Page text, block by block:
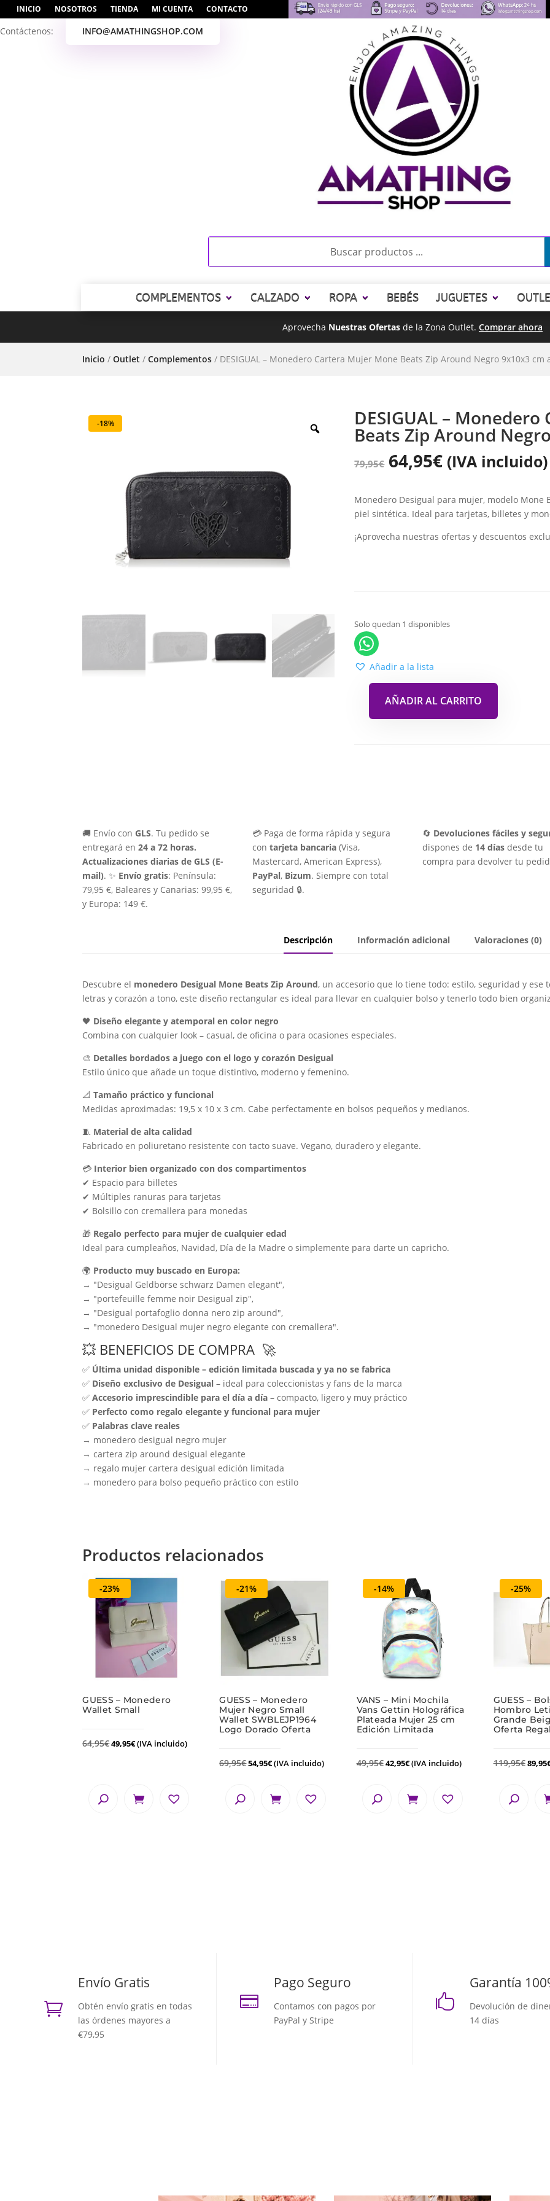
INICIO NOSOTROS TIENDA MI CUENTA CONTACTO
Contáctenos: INFO@AMATHINGSHOP.COM
COMPLEMENTOS CALZADO ROPA BEBÉS JUGUETES
Aprovecha Nuestras Ofertas de la Zona Outlet. Comprar ahora
Inicio /Outlet /Complementos / DESIGUAL – Monedero Cartera Mujer Mone Beats Zip Around Negro 9x10x3 cm
-18% DESIGUAL –
Beats Zip Around
79,95€ 64,95€ (IVA incluido)
Monedero Desigual para mujer, modelo
piel sintética. Ideal para tarjetas, billetes y
¡Aprovecha nuestras ofertas y descuentos
Solo quedan 1 disponibles
Añadir a la lista
AÑADIR AL CARRITO
🚚 Envío conGLS. Tu pedido se
entregará en24 a 72 horas.
Actualizaciones diarias de GLS (E-
mail). ✨ Envío gratis: Península:
79,95 €, Baleares y Canarias: 99,95 €,
y Europa: 149 €.
💳 Paga de forma rápida y segura
contarjeta bancaria (Visa,
Mastercard, American Express),
PayPal, Bizum. Siempre con total
seguridad 🔒.
🔄 Devoluciones fáciles y
dispones de 14 días desde tu
compra para devolver tu
Descripción Información adicional Valoraciones (0)
Descubre el monedero Desigual Mone Beats Zip Around, un accesorio que lo tiene todo: estilo, seguridad y ese
letras y corazón a tono, este diseño rectangular es ideal para llevar en cualquier bolso y tenerlo todo bien
🖤 Diseño elegante y atemporal en color negro
Combina con cualquier look – casual, de oficina o para ocasiones especiales.
🎨 Detalles bordados a juego con el logo y corazón Desigual
Estilo único que añade un toque distintivo, moderno y femenino.
📐Tamaño práctico y funcional
Medidas aproximadas: 19,5 x 10 x 3 cm. Cabe perfectamente en bolsos pequeños y medianos.
🧵 Material de alta calidad
Fabricado en poliuretano resistente con tacto suave. Vegano, duradero y elegante.
💳 Interior bien organizado con dos compartimentos
✔ Espacio para billetes
✔ Múltiples ranuras para tarjetas
✔ Bolsillo con cremallera para monedas
🎁 Regalo perfecto para mujer de cualquier edad
Ideal para cumpleaños, Navidad, Día de la Madre o simplemente para darte un capricho.
🌍 Producto muy buscado en Europa:
→ "Desigual Geldbörse schwarz Damen elegant",
→ "portefeuille femme noir Desigual zip",
→ "Desigual portafoglio donna nero zip around",
→ "monedero Desigual mujer negro elegante con cremallera".
💥 BENEFICIOS DE COMPRA 🚀
✅ Última unidad disponible – edición limitada buscada y ya no se fabrica
✅ Diseño exclusivo de Desigual – ideal para coleccionistas y fans de la marca
✅Accesorio imprescindible para el día a día – compacto, ligero y muy práctico
✅ Perfecto como regalo elegante y funcional para mujer
✅ Palabras clave reales
→ monedero desigual negro mujer
→ cartera zip around desigual elegante
→ regalo mujer cartera desigual edición limitada
→ monedero para bolso pequeño práctico con estilo
Productos relacionados
-23%
GUESS – Monedero
Wallet Small
64,95€49,95€(IVA incluido)
-21%
GUESS – Monedero
Mujer Negro Small
Wallet SWBLEJP1964
Logo Dorado Oferta
69,95€54,95€(IVA incluido)
-14%
VANS – Mini Mochila
Vans Gettin Holográfica
Plateada Mujer 25 cm
Edición Limitada
49,95€42,95€(IVA incluido)
-25%
GUESS –
Hombro
Grande
Oferta
119,95€89,95

Envío Gratis
Obtén envío gratis en todas
las órdenes mayores a
€79,95

Pago Seguro
Contamos con pagos por
PayPal y Stripe

Garantía
Devolución de
14 días